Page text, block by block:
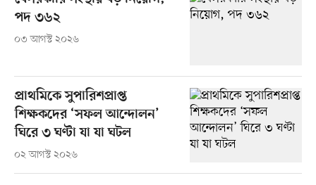
পদ ৩৬২
০৩ আগস্ট ২০২৬
প্রাথমিকে সুপারিশপ্রাপ্ত
শিক্ষকদের ‘সফল আন্দোলন’
ঘিরে ৩ ঘণ্টা যা যা ঘটল
০২ আগস্ট ২০২৬